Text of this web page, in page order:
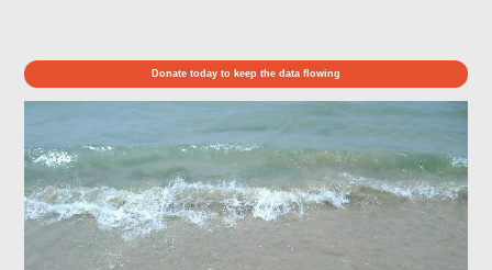
Donate today to keep the data flowing